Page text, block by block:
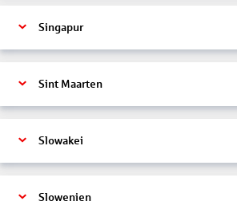
Singapur
Sint Maarten
Slowakei
Slowenien